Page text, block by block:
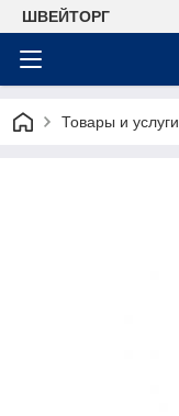
ШВЕЙТОРГ
Товары и услуги